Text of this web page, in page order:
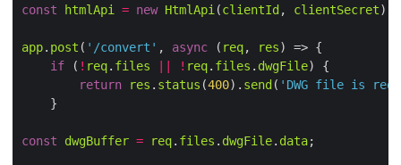
const
htmlApi = new HtmlApi (clientId , clientSecret
app. post ( '/convert' , async ( req, res
if ( ! req. files ! req. files . dwgFile
return
res . status (400). send ( 'DWG file is
const dwgBuffer = req. files . dwgFile. data